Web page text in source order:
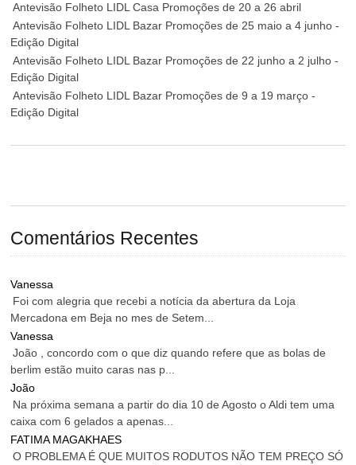
Antevisão Folheto LIDL Casa Promoções de 20 a 26 abril
Antevisão Folheto LIDL Bazar Promoções de 25 maio a 4 junho -
Edição Digital
Antevisão Folheto LIDL Bazar Promoções de 22 junho a 2 julho -
Edição Digital
Antevisão Folheto LIDL Bazar Promoções de 9 a 19 março -
Edição Digital
Comentários Recentes
Vanessa
Foi com alegria que recebi a notícia da abertura da Loja
Mercadona em Beja no mes de Setem...
Vanessa
João , concordo com o que diz quando refere que as bolas de
berlim estão muito caras nas p...
João
Na próxima semana a partir do dia 10 de Agosto o Aldi tem uma
caixa com 6 gelados a apenas...
FATIMA MAGAKHAES
O PROBLEMA É QUE MUITOS RODUTOS NÃO TEM PREÇO SÓ